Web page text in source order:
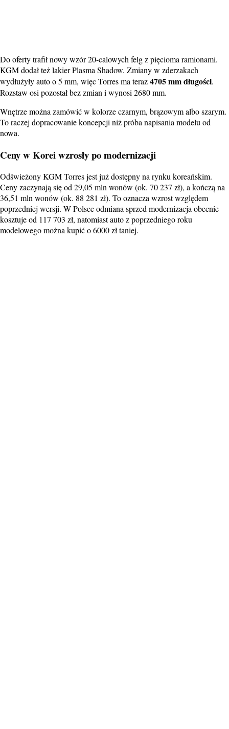
Do oferty trafił nowy wzór 20-calowych felg z pięcioma ramionami.
KGM dodał też lakier Plasma Shadow. Zmiany w zderzakach
wydłużyły auto o 5 mm, więc Torres ma teraz4705 mm długości.
Rozstaw osi pozostał bez zmian i wynosi 2680 mm.
Wnętrze można zamówić w kolorze czarnym, brązowym albo szarym.
To raczej dopracowanie koncepcji niż próba napisania modelu od
nowa.
Ceny w Korei wzrosły po modernizacji
Odświeżony KGM Torres jest już dostępny na rynku koreańskim.
Ceny zaczynają się od 29,05 mln wonów (ok. 70 237 zł), a kończą na
36,51 mln wonów (ok. 88 281 zł). To oznacza wzrost względem
poprzedniej wersji. W Polsce odmiana sprzed modernizacja obecnie
kosztuje od 117 703 zł, natomiast auto z poprzedniego roku
modelowego można kupić o 6000 zł taniej.